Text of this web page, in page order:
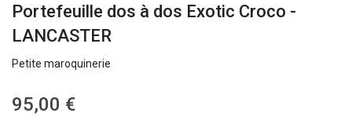
beginning
of
the
images
Portefeuille dos à dos Exotic Croco -
LANCASTER
Petite maroquinerie
95,00 €